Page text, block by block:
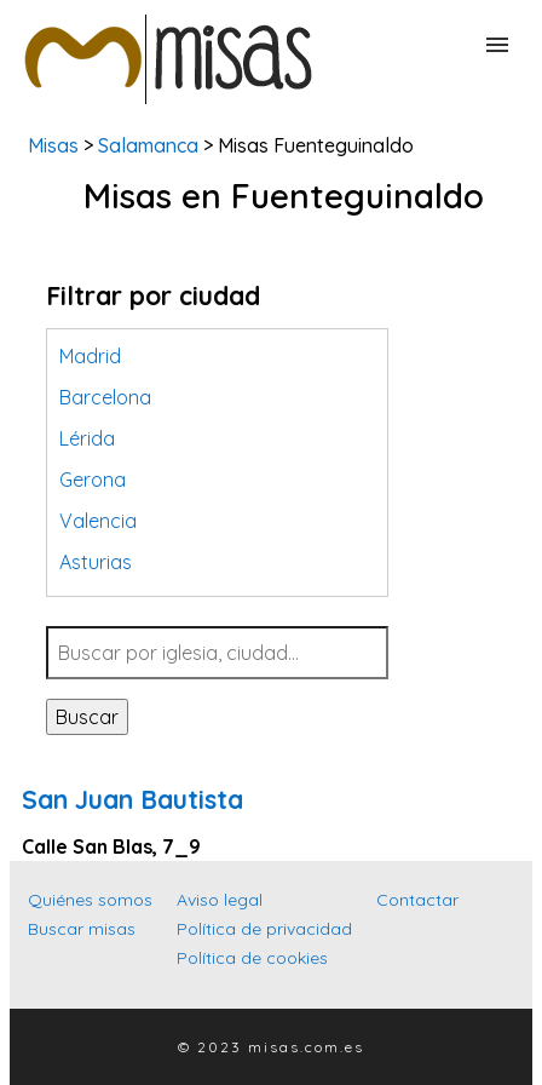
BUSCAR MISAS
Misas > Salamanca > Misas Fuenteguinaldo
Misas en Fuenteguinaldo
Filtrar por ciudad
Madrid
Barcelona
Lérida
Gerona
Valencia
Asturias
Tarragona
Navarra
Valladolid
Sevilla
Santa Cruz de Tenerife
Cantabria
Islas Baleares
Las Palmas
Alicante
Buscar
San Juan Bautista
Calle San Blas, 7_9
Quiénes somos
Buscar misas
Aviso legal
Política de privacidad
Política de cookies
Contactar
© 2023 misas.com.es